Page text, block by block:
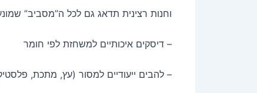
וחנות רצינית תדאג גם לכל ה”מסביב”
– דיסקים איכותיים למשחזת לפי חומר
– להבים ייעודיים למסור (עץ, מתכת,